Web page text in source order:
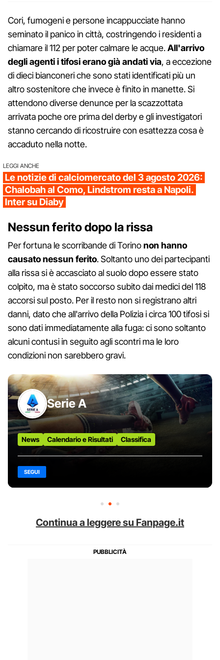
Cori, fumogeni e persone incappucciate hanno
seminato il panico in città, costringendo i residenti a
chiamare il 112 per poter calmare le acque.All'arrivo
degli agenti i tifosi erano già andati via, a eccezione
di dieci bianconeri che sono stati identificati più un
altro sostenitore che invece è finito in manette. Si
attendono diverse denunce per la scazzottata
arrivata poche ore prima del derby e gli investigatori
stanno cercando di ricostruire con esattezza cosa è
accaduto nella notte.
LEGGI ANCHE
Le notizie di calciomercato del 3 agosto 2026:
Chalobah al Como, Lindstrom resta a Napoli.
Inter su Diaby
Nessun ferito dopo la rissa
Per fortuna le scorribande di Torinonon hanno
causato nessun ferito. Soltanto uno dei partecipanti
alla rissa si è accasciato al suolo dopo essere stato
colpito, ma è stato soccorso subito dai medici del 118
accorsi sul posto. Per il resto non si registrano altri
danni, dato che all'arrivo della Polizia i circa 100 tifosi si
sono dati immediatamente alla fuga: ci sono soltanto
alcuni contusi in seguito agli scontri ma le loro
condizioni non sarebbero gravi.
Serie A
News Calendario e Risultati Classifica
SEGUI
Continua a leggere su Fanpage.it